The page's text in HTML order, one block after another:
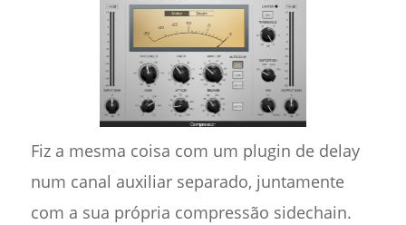
Fiz a mesma coisa com um plugin de delay
num canal auxiliar separado, juntamente
com a sua própria compressão sidechain.